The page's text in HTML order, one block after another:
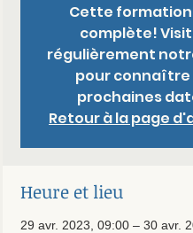
Cette
complète!
régulièrement
pour connaître
prochaines
Retour à la page
Heure et lieu
29 avr. 2023, 09:00 – 30 avr.